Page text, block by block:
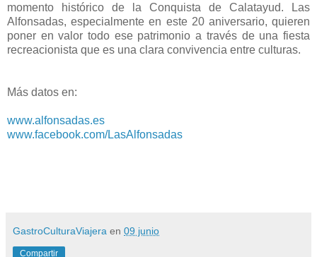
momento histórico de la Conquista de Calatayud. Las
Alfonsadas, especialmente en este 20 aniversario, quieren
poner en valor todo ese patrimonio a través de una fiesta
recreacionista que es una clara convivencia entre culturas.
Más datos en:
www.alfonsadas.es
www.facebook.com/LasAlfonsadas
GastroCulturaViajera en 09 junio
Compartir